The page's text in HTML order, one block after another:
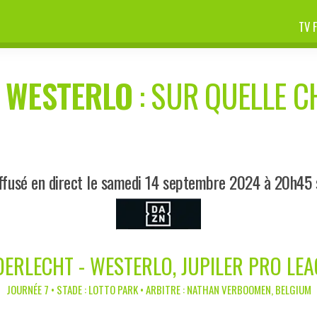
TV
WESTERLO: SUR QUELLE
en direct le samedi 14 septembre 2024 à 20h45
- WESTERLO, JUPILER PRO
JOURNÉE 7 • STADE : LOTTO PARK • ARBITRE : NATHAN VERBOOMEN, BELGIUM